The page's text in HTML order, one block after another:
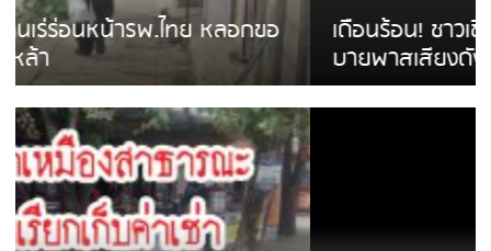
เดือนร้อน! ชาวเชียงรายบ่นรถ Isuzu สีขาวซิ่ง
บายพาสเสียงดังสร้างความรำคาญ